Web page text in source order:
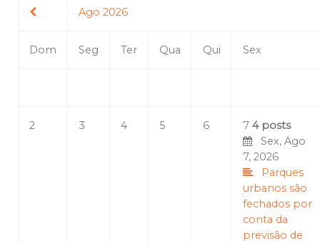
Ago 2026
Dom Seg Ter Qua Qui Sex
2 3 4 5 6 7 4 posts
Sex, Ago
7, 2026
Parques
urbanos são
fechados por
conta da
previsão de